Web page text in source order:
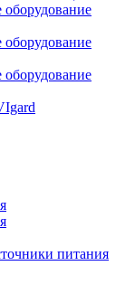
питания